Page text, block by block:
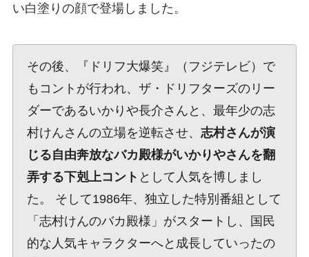
い白塗りの顔で登場しました。
その後、『ドリフ大爆笑』（フジテレビ）で
もコントが行われ、ザ・ドリフターズのリー
ダーであるいかりや長介さんと、最年少の志
村けんさんの立場を逆転させ、 志村さんが演
じる自由奔放なバカ殿様がいかりやさんを翻
弄する下剋上コント として人気を博しまし
た。 そして1986年、独立した特別番組として
「志村けんのバカ殿様」がスタートし、国民
的な人気キャラクターへと成長していったの